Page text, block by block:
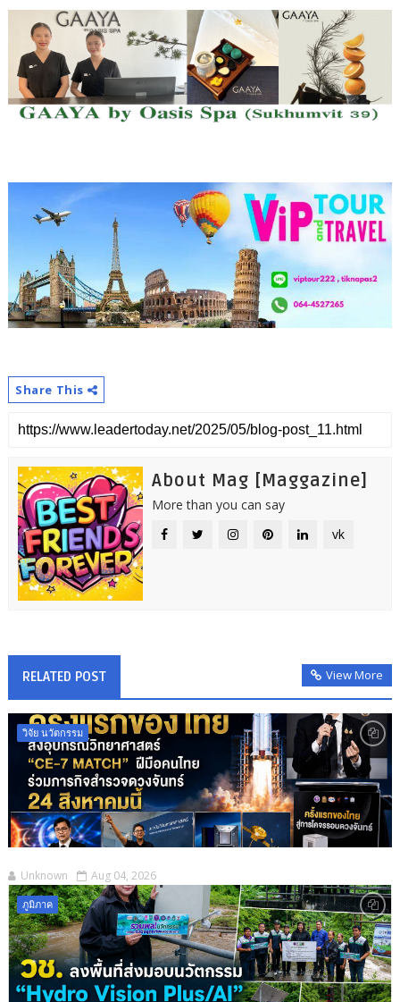
Share This
About Mag [Maggazine]
More than you can say
vk
RELATED POST View More
วิจัย นวัตกรรม
Unknown Aug 04, 2026
ภูมิภาค